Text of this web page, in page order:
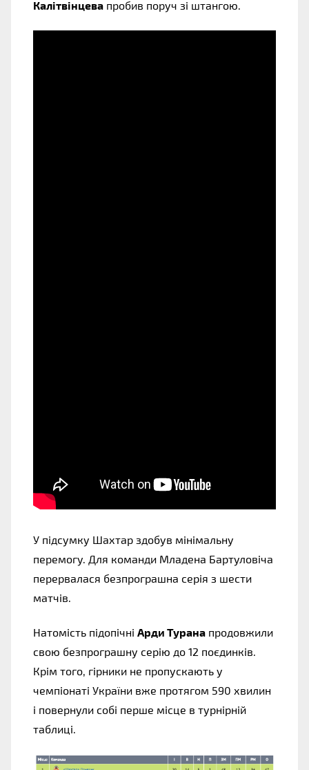
Калітвінцева пробив поруч зі штангою.
У підсумку Шахтар здобув мінімальну
перемогу. Для команди Младена Бартуловіча
перервалася безпрограшна серія з шести
матчів.
Натомість підопічні Арди Турана продовжили
свою безпрограшну серію до 12 поєдинків.
Крім того, гірники не пропускають у
чемпіонаті України вже протягом 590 хвилин
і повернули собі перше місце в турнірній
таблиці.